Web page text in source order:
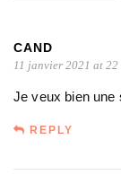
CAND
11 janvier 2021 at 22
Je veux bien
REPLY